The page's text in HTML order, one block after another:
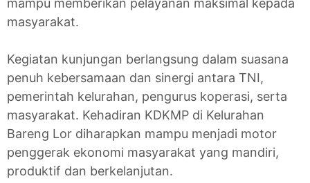
mampu memberikan pelayanan maksimal kepada
masyarakat.
Kegiatan kunjungan berlangsung dalam suasana
penuh kebersamaan dan sinergi antara TNI,
pemerintah kelurahan, pengurus koperasi, serta
masyarakat. Kehadiran KDKMP di Kelurahan
Bareng Lor diharapkan mampu menjadi motor
penggerak ekonomi masyarakat yang mandiri,
produktif dan berkelanjutan.